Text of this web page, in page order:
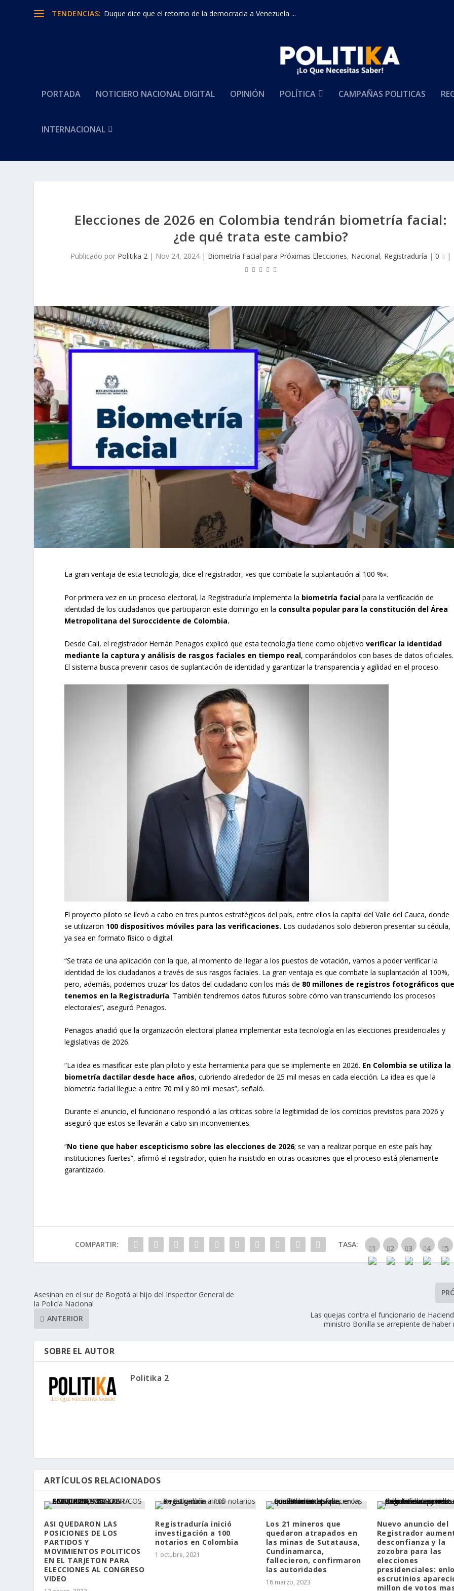
TENDENCIAS: Duque dice que el retorno de la democracia a Venezuela ...
PORTADA NOTICIERO NACIONAL DIGITAL OPINIÓN POLÍTICA CAMPAÑAS POLITICAS
INTERNACIONAL
Elecciones de 2026 en Colombia tendrán biometría facial:
¿de qué trata este cambio?
Publicado por Politika 2 | Nov 24, 2024 | Biometría Facial para Próximas Elecciones, Nacional, Registraduría |0 |
La gran ventaja de esta tecnología, dice el registrador, «es que combate la suplantación al 100 %».
Por primera vez en un proceso electoral, la Registraduría implementa la biometría facialpara la verificación de
identidad de los ciudadanos que participaron este domingo en la consulta popular para la constitución del Área
Metropolitana del Suroccidente de Colombia.
Desde Cali, el registrador Hernán Penagos explicó que esta tecnología tiene como objetivoverificar la identidad
mediante la captura y análisis de rasgos faciales en tiempo real, comparándolos con bases de datos oficiales.
El sistema busca prevenir casos de suplantación de identidad y garantizar la transparencia y agilidad en el proceso.
El proyecto piloto se llevó a cabo en tres puntos estratégicos del país, entre ellos la capital del Valle del Cauca, donde
se utilizaron 100 dispositivos móviles para las verificaciones. Los ciudadanos solo debieron presentar su cédula,
ya sea en formato físico o digital.
“Se trata de una aplicación con la que, al momento de llegar a los puestos de votación, vamos a poder verificar la
identidad de los ciudadanos a través de sus rasgos faciales. La gran ventaja es que combate la suplantación al 100%,
pero, además, podemos cruzar los datos del ciudadano con los más de 80 millones de registros fotográficos
tenemos en la Registraduría. También tendremos datos futuros sobre cómo van transcurriendo los procesos
electorales”, aseguró Penagos.
Penagos añadió que la organización electoral planea implementar esta tecnología en las elecciones presidenciales y
legislativas de 2026.
“La idea es masificar este plan piloto y esta herramienta para que se implemente en 2026. En Colombia se utiliza la
biometría dactilar desde hace años, cubriendo alrededor de 25 mil mesas en cada elección. La idea es que la
biometría facial llegue a entre 70 mil y 80 mil mesas”, señaló.
Durante el anuncio, el funcionario respondió a las críticas sobre la legitimidad de los comicios previstos para 2026 y
aseguró que estos se llevarán a cabo sin inconvenientes.
“No tiene que haber escepticismo sobre las elecciones de 2026; se van a realizar porque en este país hay
instituciones fuertes”, afirmó el registrador, quien ha insistido en otras ocasiones que el proceso está plenamente
garantizado.
COMPARTIR: TASA:
Asesinan en el sur de Bogotá al hijo del Inspector General de
la Policía Nacional
ANTERIOR
Las quejas contra el funcionario de
ministro Bonilla se arrepiente de
SOBRE EL AUTOR
Politika 2
ARTÍCULOS RELACIONADOS
ASI QUEDARON LAS
POSICIONES DE LOS
PARTIDOS Y
MOVIMIENTOS POLITICOS
EN EL TARJETON PARA
ELECCIONES AL CONGRESO
VIDEO
Registraduría inició
investigación a 100
notarios en Colombia
1 octubre, 2021
Los 21 mineros que
quedaron atrapados en
las minas de Sutatausa,
Cundinamarca,
fallecieron, confirmaron
las autoridades
16 marzo, 2023
Nuevo anuncio del
Registrador
desconfianza y la
zozobra para las
elecciones
presidenciales:
escrutinios
millon de votos